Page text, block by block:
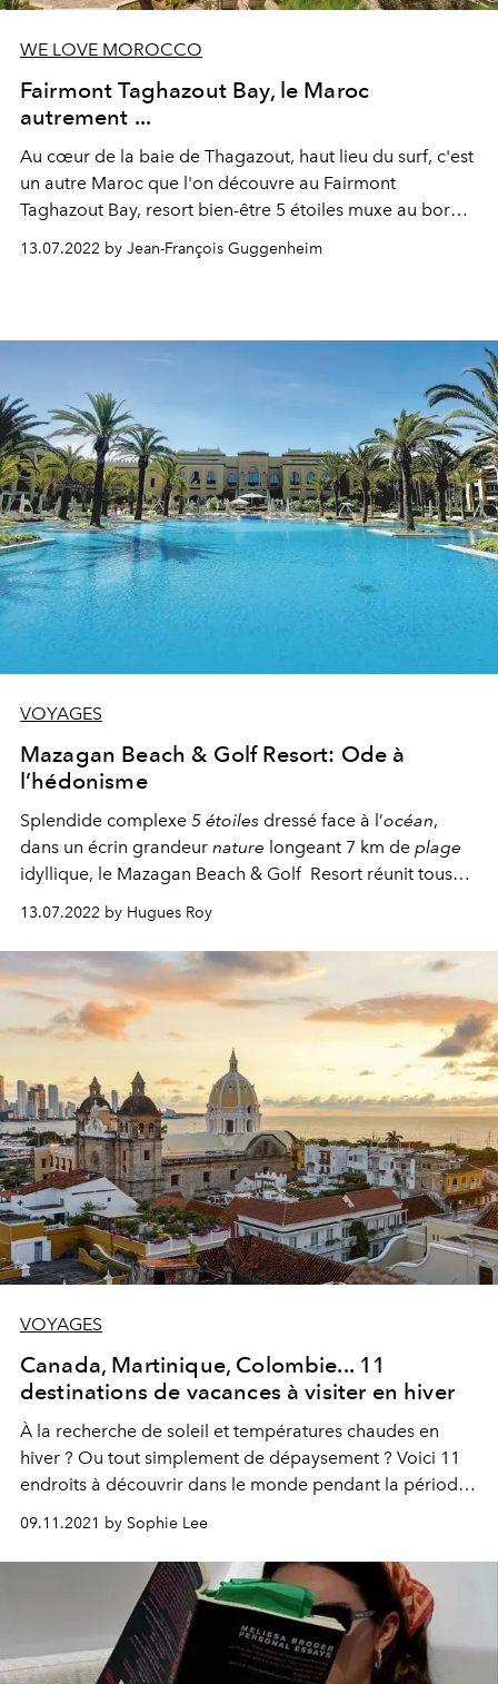
WE LOVE MOROCCO
Fairmont Taghazout Bay, le Maroc
autrement ...
Au cœur de la baie de Thagazout, haut lieu du surf, c'est
un autre Maroc que l'on découvre au Fairmont
Taghazout Bay, resort bien-être 5 étoiles muxe au bord
de la plage qui invite à la détente et à profiter de
chaque instant dans ce lieu paradisiaque.
13.07.2022 by Jean-François Guggenheim
VOYAGES
Mazagan Beach & Golf Resort: Ode à
l’hédonisme
Splendide complexe 5 étoiles dressé face à l’océan,
dans un écrin grandeur nature longeant 7 km de plage
idyllique, le Mazagan Beach & Golf Resort réunit tous
les atouts pour un séjour en
, mer, jeu, bien-être
la table, chacun est sûr d’y trouver son compte dans un
cadre aussi luxueuxque dépaysant.
13.07.2022 by Hugues Roy
VOYAGES
Canada, Martinique, Colombie... 11
destinations de vacances à visiter en hiver
À la recherche de soleil et températures chaudes en
hiver ? Ou tout simplement de dépaysement ? Voici 11
endroits à découvrir dans le monde pendant la période
09.11.2021 by Sophie Lee